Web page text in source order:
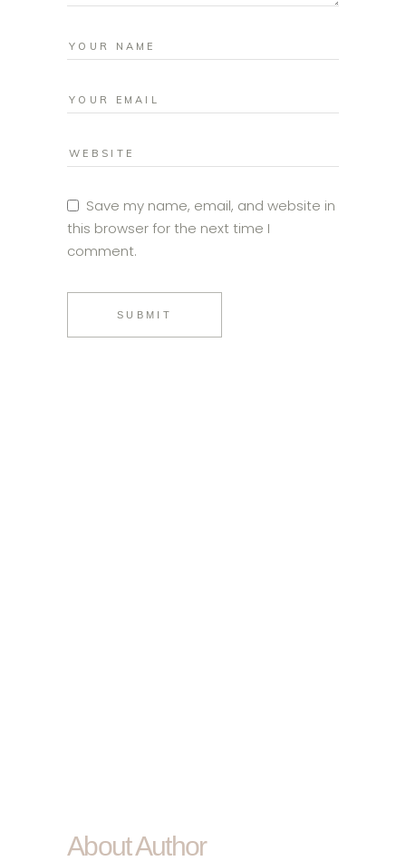
Save my name, email, and website in
this browser for the next time I
comment.
SUBMIT
About Author